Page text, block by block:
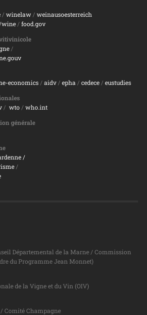
/ winelaw/ weinausoesterreich
wine/ food.gov
/
economics/ aidv/ epha / cedece/ eustudies
/ wto/ who.int
générale
/
/
Départemental de la Marne / Commission
du Programme Jean Monnet)
de la Vigne et du Vin (OIV)
Comité Champagne